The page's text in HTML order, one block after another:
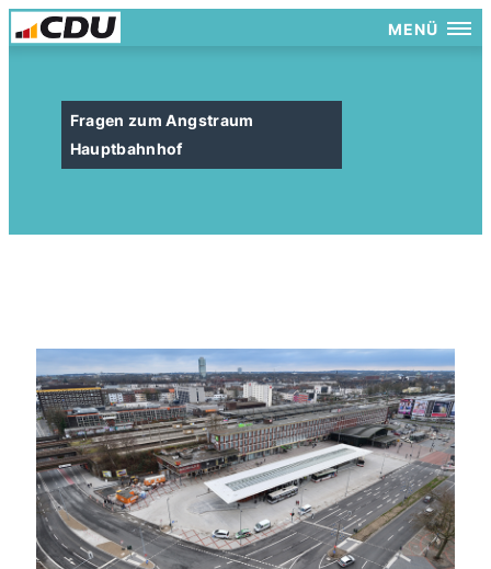
MENÜ
Fragen zum Angstraum
Hauptbahnhof